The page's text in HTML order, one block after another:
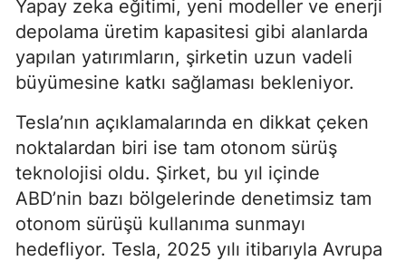
Yapay zeka eğitimi, yeni modeller ve enerji
depolama üretim kapasitesi gibi alanlarda
yapılan yatırımların, şirketin uzun vadeli
büyümesine katkı sağlaması bekleniyor.
Tesla’nın açıklamalarında en dikkat çeken
noktalardan biri ise tam otonom sürüş
teknolojisi oldu. Şirket, bu yıl içinde
ABD’nin bazı bölgelerinde denetimsiz tam
otonom sürüşü kullanıma sunmayı
hedefliyor. Tesla, 2025 yılı itibarıyla Avrupa